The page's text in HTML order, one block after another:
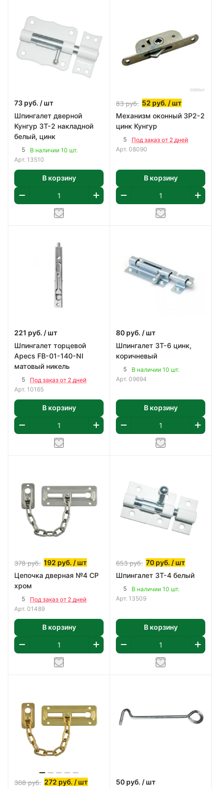
73 руб. / шт
Шпингалет дверной
Кунгур 3Т-2 накладной
белый, цинк
5
В наличии 10 шт.
Арт. 13510
В корзину
83руб. 52 руб. / шт
Механизм оконный ЗР2-2
цинк Кунгур
5
Под заказ от 2 дней
Арт. 08090
В корзину
221 руб. / шт
Шпингалет торцевой
Apecs FB-01-140-NI
матовый никель
5
Под заказ от 2 дней
Арт. 10165
В корзину
80 руб. / шт
Шпингалет 3Т-6 цинк,
коричневый
5
В наличии 10 шт.
Арт. 09694
В корзину
378руб. 192 руб. / шт
Цепочка дверная №4 CP
хром
5
Под заказ от 2 дней
Арт. 01489
В корзину
653руб. 70 руб. / шт
Шпингалет ЗТ-4 белый
5
В наличии 10 шт.
Арт. 13509
В корзину
308руб. 272 руб. / шт
50 руб. / шт